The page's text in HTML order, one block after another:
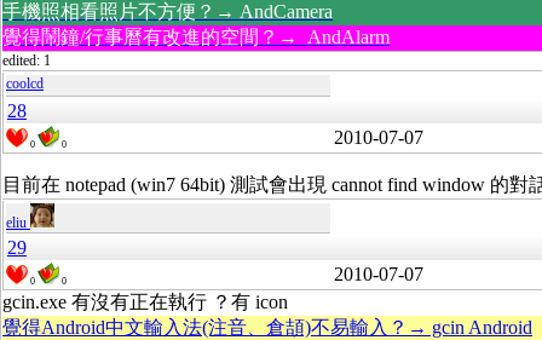
手機照相看照片不方便？→ AndCamera
覺得鬧鐘/行事曆有改進的空間？→ AndAlarm
edited: 1
coolcd
28
0 0 2010-07-07
目前在 notepad (win7 64bit) 測試會出現 cannot find window 的對
eliu
29
0 0
2010-07-07
gcin.exe 有沒有正在執行 ？有 icon
覺得Android中文輸入法(注音、倉頡)不易輸入？→ gcin Android